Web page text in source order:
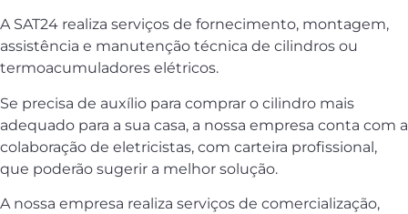
A SAT24 realiza serviços de fornecimento, montagem,
assistência e manutenção técnica de cilindros ou
termoacumuladores elétricos.
Se precisa de auxílio para comprar o cilindro mais
adequado para a sua casa, a nossa empresa conta com a
colaboração de eletricistas, com carteira profissional,
que poderão sugerir a melhor solução.
A nossa empresa realiza serviços de comercialização,